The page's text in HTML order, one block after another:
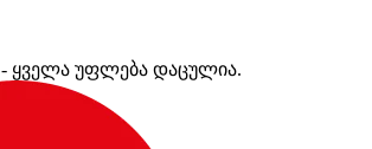
- ყველა უფლება დაცულია.